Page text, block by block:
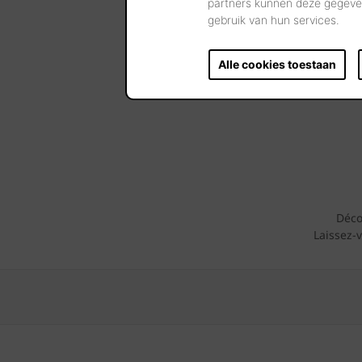
partners kunnen deze
gebruik van hun services.
Alle cookies toestaan
Consultez alors notre outil Maisons